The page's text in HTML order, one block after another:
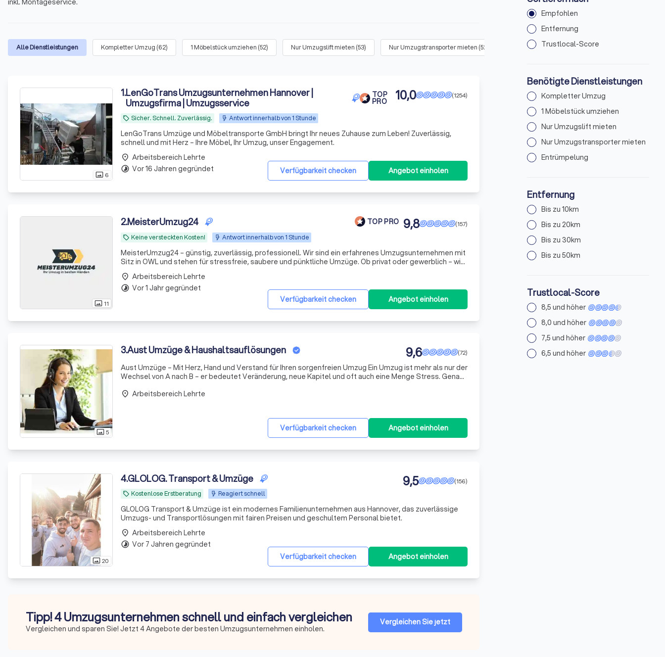
inkl. Montageservice.
Alle Dienstleistungen Kompletter Umzug (62) 1 Möbelstück umziehen (52) Nur Umzugslift mieten (53) Nur Umzugstransporter mieten (52 Entrümpelung(51)
photo_size_select_actual 6
1.LenGoTrans Umzugsunternehmen Hannover |
Umzugsfirma | Umzugsservice
TOP
PRO
local_offer Sicher. Schnell. Zuverlässig. Antwort innerhalb von 1 Stunde
(1254)
10,0
LenGoTrans Umzüge und Möbeltransporte GmbH bringt Ihr neues Zuhause zum Leben! Zuverlässig,
schnell und mit Herz – Ihre Möbel, Ihr Umzug, unser Engagement.
Verfügbarkeit checken Angebot einholen
place Arbeitsbereich Lehrte
timelapse Vor 16 Jahren gegründet
photo_size_select_actual 11
2.MeisterUmzug24 TOP PRO
local_offer Keine versteckten Kosten! Antwort innerhalb von 1 Stunde
(157)
9,8
MeisterUmzug24 – günstig, zuverlässig, professionell. Wir sind ein erfahrenes Umzugsunternehmen mit
Sitz in OWL und stehen für stressfreie, saubere und pünktliche Umzüge. Ob privat oder gewerblich – wir
transportieren Ihr Hab und Gut sicher und sorgfältig an den neuen Ort. Unser Anspruch: Hohe Quali
Verfügbarkeit checken Angebot einholen
place Arbeitsbereich Lehrte
timelapse Vor 1 Jahr gegründet
photo_size_select_actual5
3.Aust Umzüge & Haushaltsauflösungen (72)
9,6
Aust Umzüge – Mit Herz, Hand und Verstand für Ihren sorgenfreien Umzug Ein Umzug ist mehr als nur der
Wechsel von A nach B – er bedeutet Veränderung, neue Kapitel und oft auch eine Menge Stress. Genau
Verfügbarkeit checken Angebot einholen
place Arbeitsbereich Lehrte
photo_size_select_actual20
4.GLOLOG. Transport & Umzüge
local_offer Kostenlose Erstberatung Reagiert schnell
(156)
9,5
GLOLOG Transport & Umzüge ist ein modernes Familienunternehmen aus Hannover, das zuverlässige
Umzugs- und Transportlösungen mit fairen Preisen und geschultem Personal bietet.
Verfügbarkeit checken Angebot einholen
place Arbeitsbereich Lehrte
timelapse Vor 7 Jahren gegründet
Tipp! 4 Umzugsunternehmen schnell und einfach vergleichen
Vergleichen und sparen Sie! Jetzt 4 Angebote der besten Umzugsunternehmen einholen.
Vergleichen Sie jetzt
Empfohlen
Entfernung
Trustlocal-Score
Benötigte Dienstleistungen
Kompletter Umzug
1 Möbelstück umziehen
Nur Umzugslift mieten
Nur Umzugstransporter mieten
Entrümpelung
Entfernung
Bis zu 10km
Bis zu 20km
Bis zu 30km
Bis zu 50km
Trustlocal-Score
8,5 und höher
8,0 und höher
7,5 und höher
6,5 und höher